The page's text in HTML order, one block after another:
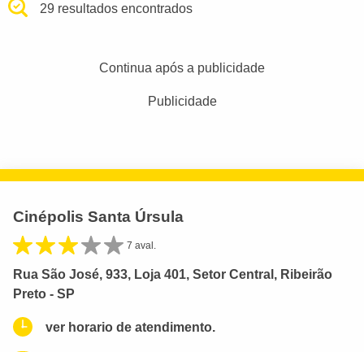
29 resultados encontrados
Continua após a publicidade
Publicidade
Cinépolis Santa Úrsula
7 aval.
Rua São José, 933, Loja 401, Setor Central, Ribeirão
Preto - SP
ver horario de atendimento.